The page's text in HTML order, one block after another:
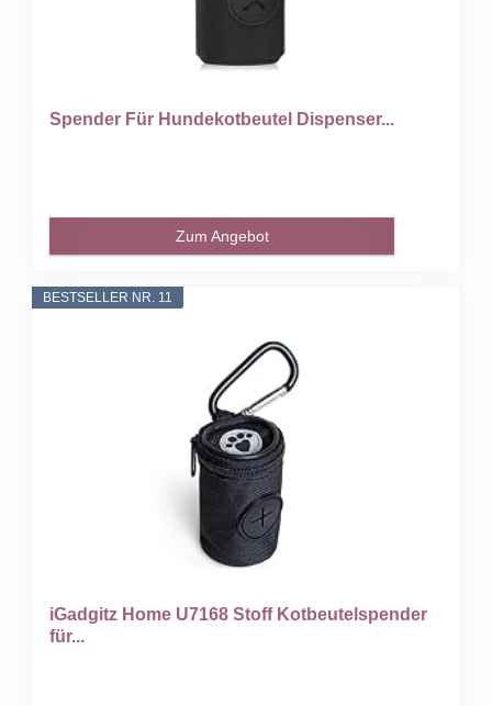
Spender Für Hundekotbeutel Dispenser...
Zum Angebot
BESTSELLER NR. 11
iGadgitz Home U7168 Stoff Kotbeutelspender
für...